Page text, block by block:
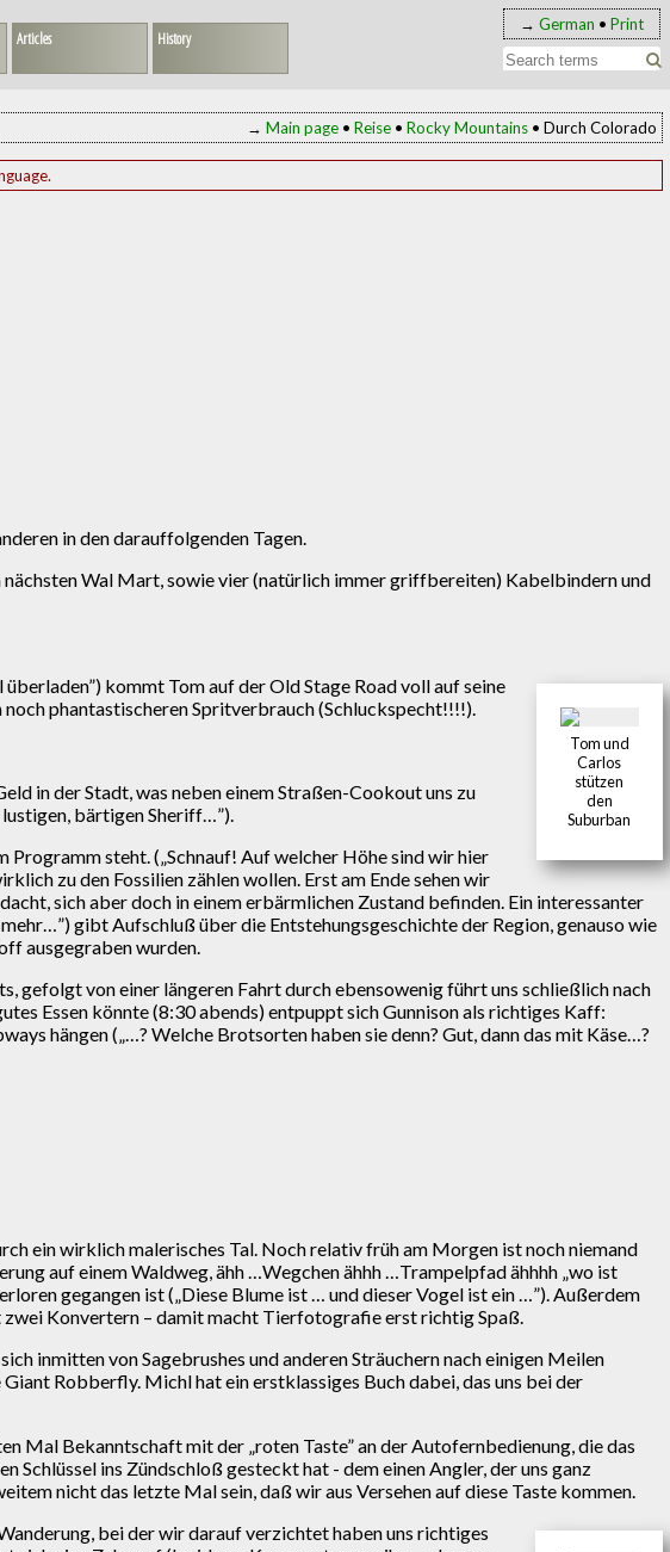
→ German • Print
Articles History
→ Main page• Reise• Rocky Mountains• Durch Colorado
in den darauffolgenden Tagen.
Wal Mart, sowie vier (natürlich immer griffbereiten) Kabelbindern und
Tom und
Carlos
stützen
den
Suburban
kommt Tom auf der Old Stage Road voll auf seine
phantastischeren Spritverbrauch (Schluckspecht!!!!).
in der Stadt, was neben einem Straßen-Cookout uns zu
bärtigen Sheriff…”).
Programm steht. („Schnauf! Auf welcher Höhe sind wir hier
zu den Fossilien zählen wollen. Erst am Ende sehen wir
sich aber doch in einem erbärmlichen Zustand befinden. Ein interessanter
gibt Aufschluß über die Entstehungsgeschichte der Region, genauso wie
ausgegraben wurden.
gefolgt von einer längeren Fahrt durch ebensowenig führt uns schließlich nach
Essen könnte (8:30 abends) entpuppt sich Gunnison als richtiges Kaff:
hängen („…? Welche Brotsorten haben sie denn? Gut, dann das mit Käse…?
ein wirklich malerisches Tal. Noch relativ früh am Morgen ist noch niemand
auf einem Waldweg, ähh …Wegchen ähhh …Trampelpfad ähhhh „wo ist
gegangen ist („Diese Blume ist … und dieser Vogel ist ein …”). Außerdem
zwei Konvertern – damit macht Tierfotografie erst richtig Spaß.
inmitten von Sagebrushes und anderen Sträuchern nach einigen Meilen
Robberfly. Michl hat ein erstklassiges Buch dabei, das uns bei der
Mal Bekanntschaft mit der „roten Taste” an der Autofernbedienung, die das
Schlüssel ins Zündschloß gesteckt hat - dem einen Angler, der uns ganz
nicht das letzte Mal sein, daß wir aus Versehen auf diese Taste kommen.
bei der wir darauf verzichtet haben uns richtiges